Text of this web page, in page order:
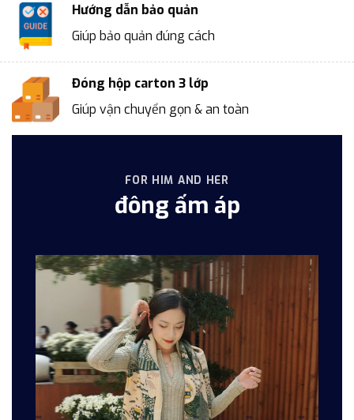
Hướng dẫn bảo quản
Giúp bảo quản đúng cách
Đóng hộp carton 3 lớp
Giúp vận chuyển gọn & an toàn
FOR HIM AND HER
đông ấm áp